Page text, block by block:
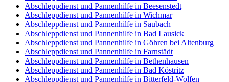
Abschleppdienst und Pannenhilfe in Beesenstedt
Abschleppdienst und Pannenhilfe in Wichmar
Abschleppdienst und Pannenhilfe in Saubach
Abschleppdienst und Pannenhilfe in Bad Lausick
Abschleppdienst und Pannenhilfe in Göhren bei Altenburg
Abschleppdienst und Pannenhilfe in Farnstädt
Abschleppdienst und Pannenhilfe in Bethenhausen
Abschleppdienst und Pannenhilfe in Bad Köstritz
Abschleppdienst und Pannenhilfe in Bitterfeld-Wolfen